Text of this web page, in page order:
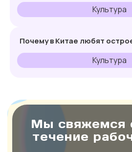
Культура
Почему в Китае любят
Культура
Мы свяжемся
течение